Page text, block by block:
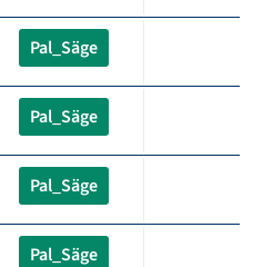
Pal_Säge
Pal_Säge
Pal_Säge
Pal_Säge